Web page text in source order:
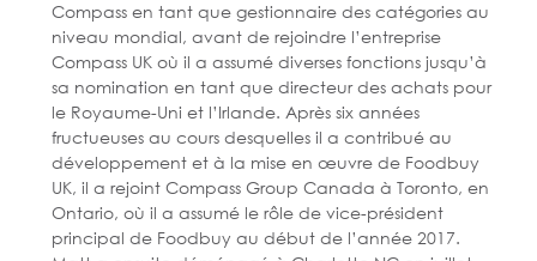
Compass en tant que gestionnaire des catégories au
niveau mondial, avant de rejoindre l’entreprise
Compass UK où il a assumé diverses fonctions jusqu’à
sa nomination en tant que directeur des achats pour
le Royaume-Uni et l’Irlande. Après six années
fructueuses au cours desquelles il a contribué au
développement et à la mise en œuvre de Foodbuy
UK, il a rejoint Compass Group Canada à Toronto, en
Ontario, où il a assumé le rôle de vice-président
principal de Foodbuy au début de l’année 2017.